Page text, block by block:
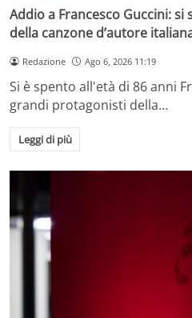
Addio a Francesco Guccini: si
della canzone d’autore
Redazione Ago 6, 2026 11:19
Si è spento all'età di 86 anni
grandi protagonisti della…
Leggi di più